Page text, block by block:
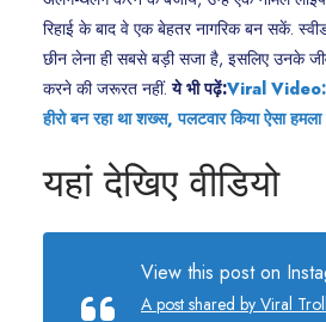
रिहाई के बाद वे एक बेहतर नागरिक बन सकें.
छीन लेना ही सबसे बड़ी सजा है, इसलिए उनके
करने की जरूरत नहीं.ये भी पढ़ें:Viral Video:
हीरो बन रहा था शख्स, पलटवार किया ऐसा
यहां देखिए वीडियो
View this post on
A post shared by Viral